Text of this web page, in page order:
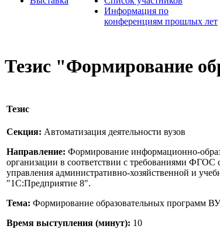
Информация по
конференциям прошлых лет
Тезис "Формирование
Тезис
Секция: Автоматизация деятельности вузов
Направление: Формирование информационно-
организации в соответствии с требованиями ФГОС
управления административно-хозяйственной и
"1С:Предприятие 8".
Тема: Формирование образовательных программ
Время выступления (минут): 10